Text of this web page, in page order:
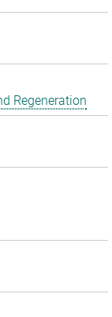
Regeneration